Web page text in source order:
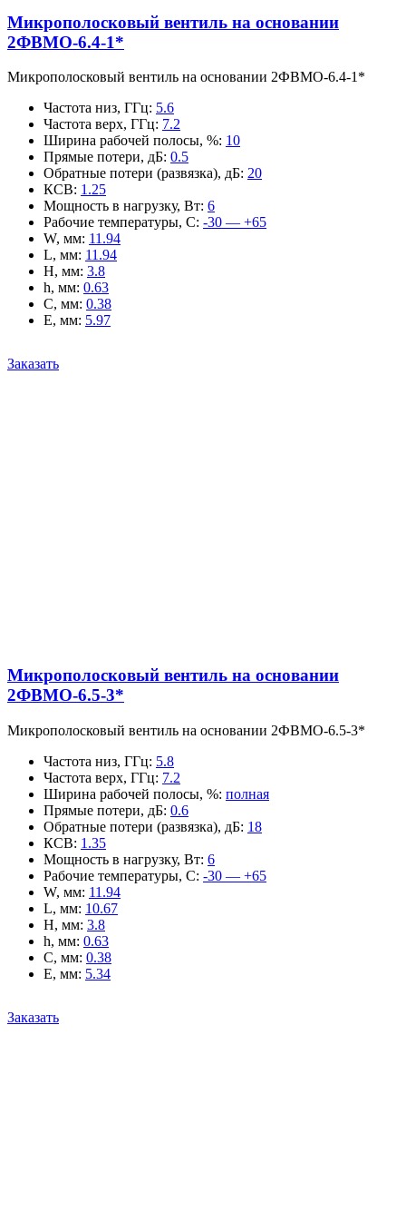
Микрополосковый вентиль на основании
2ФВМO-6.4-1*
Микрополосковый вентиль на основании 2ФВМO-6.4-1*
Частота низ, ГГц: 5.6
Частота верх, ГГц: 7.2
Ширина рабочей полосы, %: 10
Прямые потери, дБ: 0.5
Обратные потери (развязка), дБ: 20
КСВ: 1.25
Мощность в нагрузку, Вт: 6
Рабочие температуры, С: -30 — +65
W, мм: 11.94
L, мм: 11.94
H, мм: 3.8
h, мм: 0.63
C, мм: 0.38
E, мм: 5.97
Заказать
Микрополосковый вентиль на основании
2ФВМO-6.5-3*
Микрополосковый вентиль на основании 2ФВМO-6.5-3*
Частота низ, ГГц: 5.8
Частота верх, ГГц: 7.2
Ширина рабочей полосы, %: полная
Прямые потери, дБ: 0.6
Обратные потери (развязка), дБ: 18
КСВ: 1.35
Мощность в нагрузку, Вт: 6
Рабочие температуры, С: -30 — +65
W, мм: 11.94
L, мм: 10.67
H, мм: 3.8
h, мм: 0.63
C, мм: 0.38
E, мм: 5.34
Заказать